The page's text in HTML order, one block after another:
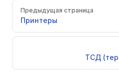
Pager
Предыдущая страница
Принтеры
ТСД